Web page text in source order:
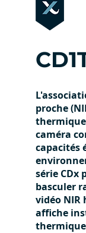
proche
thermique
caméra
capacités
série CDx
basculer
vidéo
affiche